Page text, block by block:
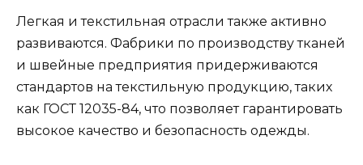
Легкая и текстильная отрасли также активно
развиваются. Фабрики по производству тканей
и швейные предприятия придерживаются
стандартов на текстильную продукцию, таких
как ГОСТ 12035-84, что позволяет гарантировать
высокое качество и безопасность одежды.